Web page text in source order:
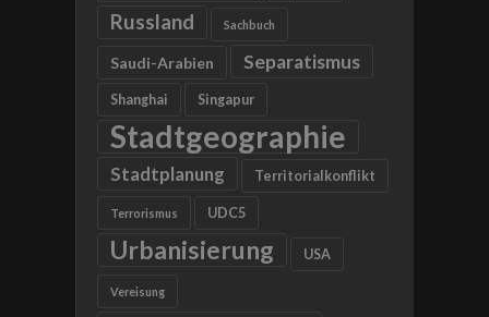
Russland Sachbuch
Saudi-Arabien Separatismus
Shanghai Singapur
Stadtgeographie
Stadtplanung Territorialkonflikt
Terrorismus UDC5
Urbanisierung USA
Vereisung